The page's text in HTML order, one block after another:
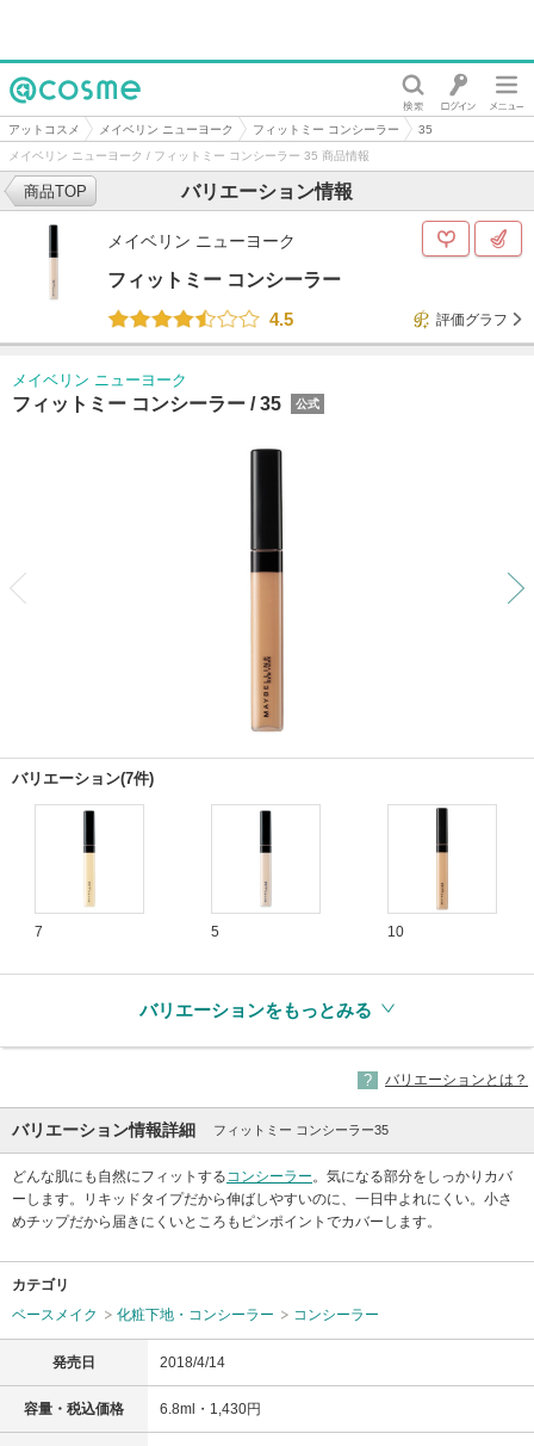
@cosme
アットコスメ メイベリン ニューヨーク フィットミー コンシーラー
35
メイベリン ニューヨーク / フィットミー コンシーラー 35 商品情報
バリエーション情報
商品TOP
メイベリン ニューヨーク
フィットミー コンシーラー
4.5
評価グラフ
メイベリン ニューヨーク
フィットミー コンシーラー /35 公式
バリエーション(7件)
7 5 10
バリエーションをもっとみる
バリエーションとは？
バリエーション情報詳細 フィットミー コンシーラー35
どんな肌にも自然にフィットするコンシーラー。気になる部分をしっかりカバ
ーします。リキッドタイプだから伸ばしやすいのに、一日中よれにくい。小さ
めチップだから届きにくいところもピンポイントでカバーします。
カテゴリ
ベースメイク
化粧下地・コンシーラー コンシーラー
発売日 2018/4/14
容量・税込価格 6.8ml・1,430円